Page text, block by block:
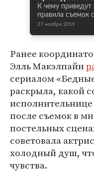
К чему приведут
правила съемок
27 ноября 2019
Ранее
Элль Макэлпайн
сериалом
раскрыла, какой
после съемок в
постельных
советовала
холодный душ,
чувства.